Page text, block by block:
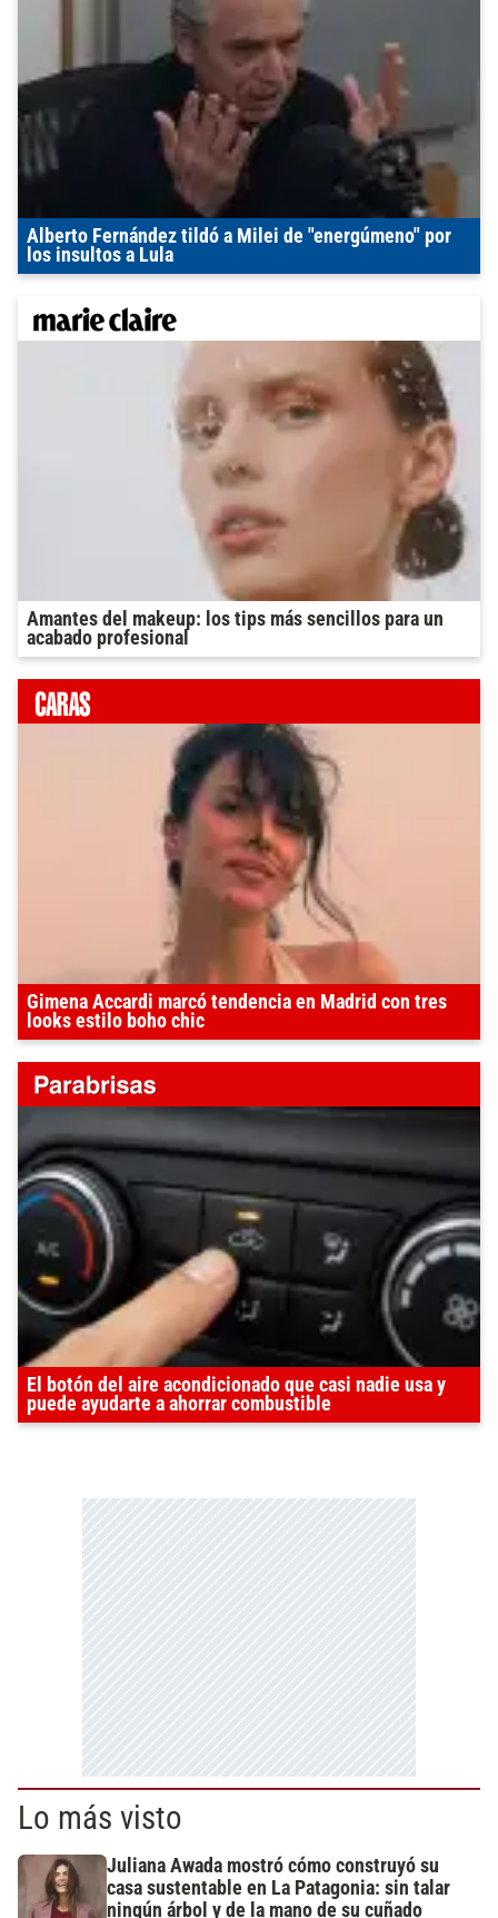
Alberto Fernández tildó a Milei de "energúmeno" por
los insultos a Lula
Amantes del makeup: los tips más sencillos para un
acabado profesional
Gimena Accardi marcó tendencia en Madrid con tres
looks estilo boho chic
El botón del aire acondicionado que casi nadie usa y
puede ayudarte a ahorrar combustible
Lo más visto
Juliana Awada mostró cómo construyó su
casa sustentable en La Patagonia: sin talar
ningún árbol y de la mano de su cuñado